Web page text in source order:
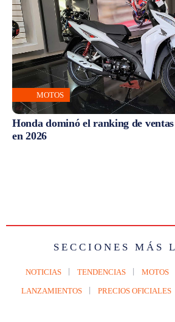
MOTOS
Honda dominó el ranking de
en 2026
SECCIONES MÁS
NOTICIAS TENDENCIAS MOTOS
LANZAMIENTOS PRECIOS OFICIALES